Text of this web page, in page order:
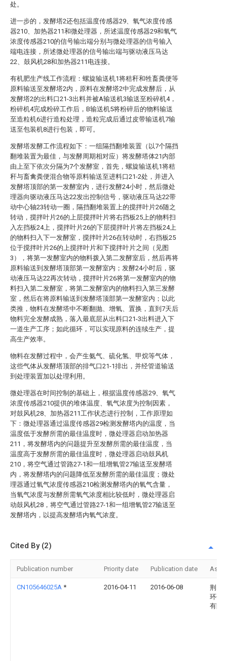
处。
进一步的，发酵塔2还包括温度传感器29、氧气浓度传感
器210、加热器211和微处理器，所述温度传感器29和氧气
浓度传感器210的信号输出端分别与微处理器的信号输入
端电连接，所述微处理器的信号输出端与驱动液压马达
22、鼓风机28和加热器211电连接。
有机肥生产线工作流程：螺旋输送机1将秸秆和牲畜粪便等
原料输送至发酵塔2内，原料在发酵塔2中完成发酵后，从
发酵塔2的出料口21-3出料并被A输送机3输送至粉碎机4，
粉碎机4完成粉碎工作后，B输送机5将粉碎后的物料输送
至造粒机6进行造粒处理，造粒完成后通过皮带输送机7输
送至包装机8进行包装，即可。
发酵塔发酵工作流程如下：一组隔挡翻堆装置（以7个隔挡
翻堆装置为最佳，与发酵周期相对应）将发酵塔体21内部
由上至下依次分隔为7个发酵室，首先，螺旋输送机1将秸
秆与畜禽粪便混合物等原料输送至进料口21-2处，并进入
发酵塔顶部的第一发酵室内，进行发酵24小时，然后微处
理器向驱动液压马达22发出控制信号，驱动液压马达22带
动中心轴23转动一圈，隔挡翻堆装置上的搅拌叶片26随之
转动，搅拌叶片26的上层搅拌叶片将右挡板25上的物料扫
入左挡板24上，搅拌叶片26的下层搅拌叶片将左挡板24上
的物料扫入下一发酵室，搅拌叶片26在转动时，右挡板25
位于搅拌叶片26的上搅拌叶片和下搅拌叶片之间（见图
3），将第一发酵室内的物料拨入第二发酵室后，然后再将
原料输送到发酵塔顶部第一发酵室内；发酵24小时后，驱
动液压马达22再次转动，搅拌叶片26将第一发酵室内的物
料扫入第二发酵室，将第二发酵室内的物料扫入第三发酵
室，然后在将原料输送到发酵塔顶部第一发酵室内；以此
类推，物料在发酵塔中不断翻抛、增氧、置换，直到7天后
物料完全发酵成熟，落入最底层从出料口21-3出料进入下
一道生产工序；如此循环，可以实现原料的连续生产，提
高生产效率。
物料在发酵过程中，会产生氨气、硫化氢、甲烷等气体，
这些气体从发酵塔顶部的排气口21-1排出，并经管道输送
到处理装置加以处理利用。
微处理器在时间控制的基础上，根据温度传感器29、氧气
浓度传感器210提供的堆体温度、氧气浓度为控制因素，
对鼓风机28、加热器211工作状态进行控制，工作原理如
下：微处理器通过温度传感器29检测发酵塔内的温度，当
温度低于发酵所需的最佳温度时，微处理器启动加热器
211，将发酵塔内的问题提升至发酵所需的最佳温度，当
温度高于发酵所需的最佳温度时，微处理器启动鼓风机
210，将空气通过管路27-1和一组增氧管27输送至发酵塔
内，将发酵塔内的问题降低至发酵所需的最佳温度；微处
理器通过氧气浓度传感器210检测发酵塔内的氧气含量，
当氧气浓度与发酵所需氧气浓度相比较低时，微处理器启
动鼓风机28，将空气通过管路27-1和一组增氧管27输送至
发酵塔内，以提高发酵塔内氧气浓度。
Cited By (2)
Publication number Priority date Publication date
CN105646025A * 2016-04-11 2016-06-08
荆门
环保
有限